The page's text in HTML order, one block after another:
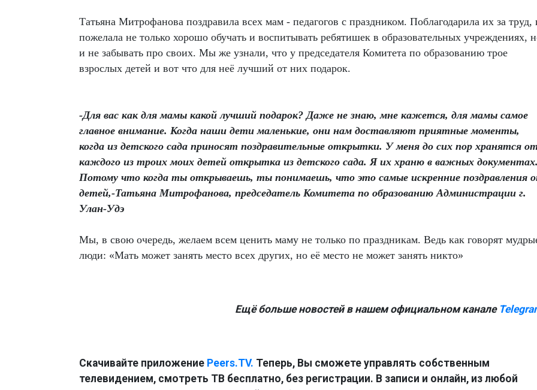
Татьяна Митрофанова поздравила всех мам - педагогов с праздником. Поблагодарила их за труд,
пожелала не только хорошо обучать и воспитывать ребятишек в образовательных учреждениях,
и не забывать про своих. Мы же узнали, что у председателя Комитета по образованию трое
взрослых детей и вот что для неё лучший от них подарок.
-Для вас как для мамы какой лучший подарок? Даже не знаю, мне кажется, для мамы самое
главное внимание. Когда наши дети маленькие, они нам доставляют приятные моменты,
когда из детского сада приносят поздравительные открытки. У меня до сих пор хранятся
каждого из троих моих детей открытка из детского сада. Я их храню в важных
Потому что когда ты открываешь, ты понимаешь, что это самые искренние поздравления
детей,-Татьяна Митрофанова, председатель Комитета по образованию Администрации г.
Улан-Удэ
Мы, в свою очередь, желаем всем ценить маму не только по праздникам. Ведь как говорят
люди: «Мать может занять место всех других, но её место не может занять никто»
Ещё больше новостей в нашем официальном канале
Скачивайте приложение Peers.TV. Теперь, Вы сможете управлять собственным
телевидением, смотреть ТВ бесплатно, без регистрации. В записи и онлайн, из любой